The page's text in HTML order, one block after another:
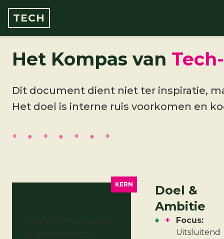
TECH
Het Kompas van
Dit document dient niet ter inspiratie,
Het doel is interne ruis voorkomen en
KERN
Tech-Tok neemt alle
organisatorische
Doel &
Ambitie
+
Focus:
Uitsluitend